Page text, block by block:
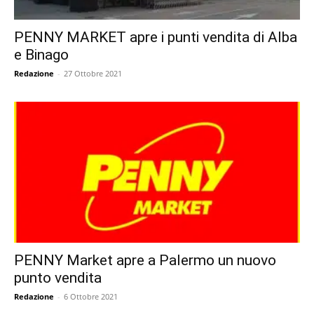
PENNY MARKET apre i punti vendita di Alba
e Binago
Redazione - 27 Ottobre 2021
PENNY Market apre a Palermo un nuovo
punto vendita
Redazione - 6 Ottobre 2021